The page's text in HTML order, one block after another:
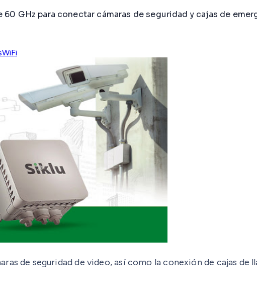
GHz para conectar cámaras de seguridad y cajas de
WiFi
de seguridad de video, así como la conexión de cajas de